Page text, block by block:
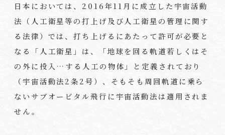
日本においては、 2016年11 月に成立した宇宙活動
法（人工衛星等の打上げ及び人工衛星の管理に関す
る法律）では、打ち上げるにあたって許可が必要と
なる「人工衛星」は、「地球を回る軌道若しくはそ
の外に投入…する人工の物体」と定義されており
（宇宙活動法2条2号）、そもそも周回軌道に乗ら
ないサブオービタル飛行に宇宙活動法は適用されま
せん。